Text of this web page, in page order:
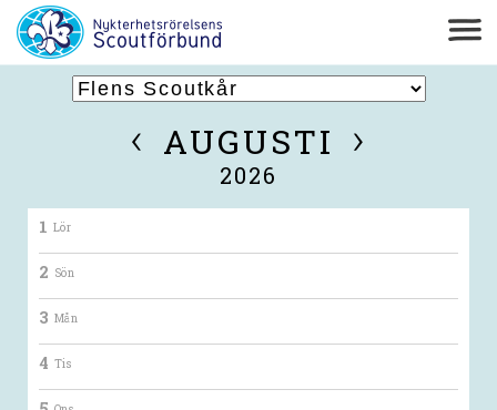
‹ AUGUSTI ›
2026
1 Lör
2 Sön
3 Mån
4 Tis